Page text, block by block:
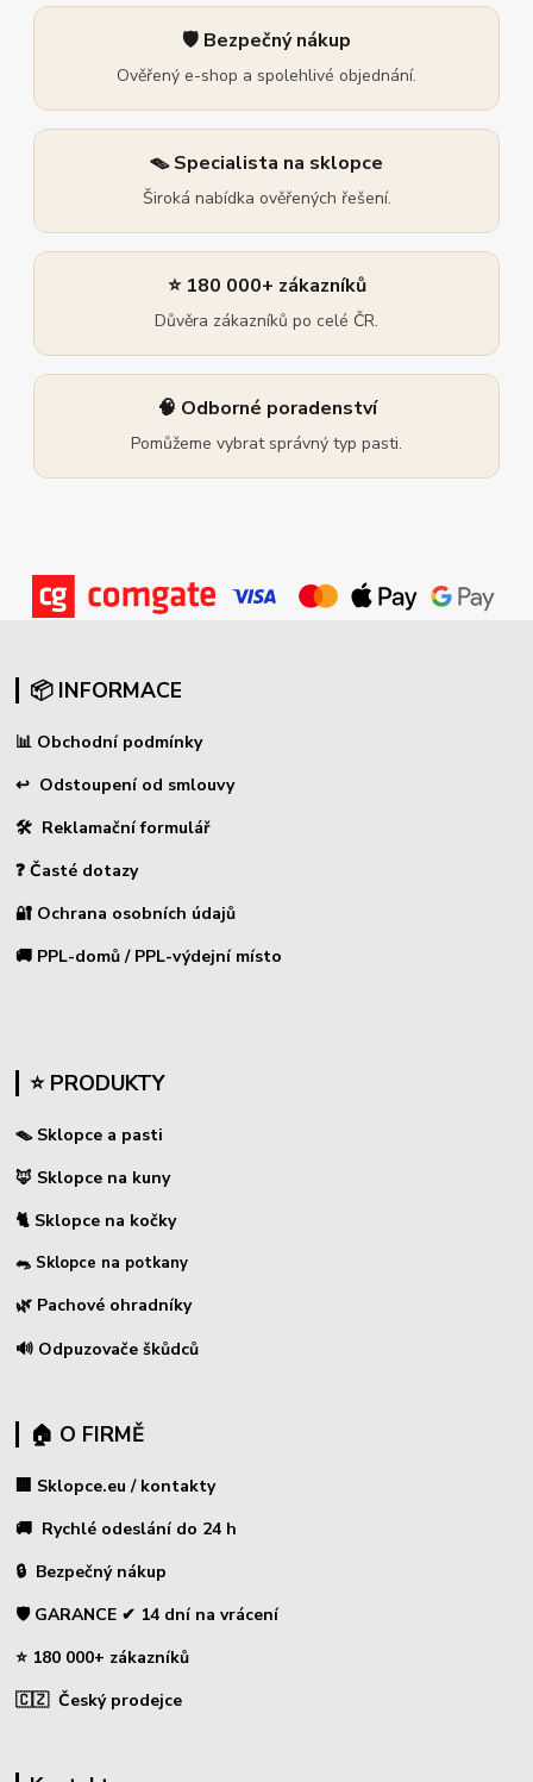
🛡️ Bezpečný nákup
Ověřený e-shop a spolehlivé objednání.
🪤 Specialista na sklopce
Široká nabídka ověřených řešení.
⭐ 180 000+ zákazníků
Důvěra zákazníků po celé ČR.
🧠 Odborné poradenství
Pomůžeme vybrat správný typ pasti.
📦 INFORMACE
📊 Obchodní podmínky
↩ Odstoupení od smlouvy
🛠 Reklamační formulář
❓ Časté dotazy
🔐 Ochrana osobních údajů
🚚 PPL-domů / PPL-výdejní místo
⭐ PRODUKTY
🪤 Sklopce a pasti
🦊 Sklopce na kuny
🐈 Sklopce na kočky
🐀 Sklopce na potkany
🌿 Pachové ohradníky
🔊 Odpuzovače škůdců
🏠 O FIRMĚ
🏢 Sklopce.eu / kontakty
🚚 Rychlé odeslání do 24 h
🔒 Bezpečný nákup
🛡️ GARANCE ✔ 14 dní na vrácení
⭐ 180 000+ zákazníků
🇨🇿 Český prodejce